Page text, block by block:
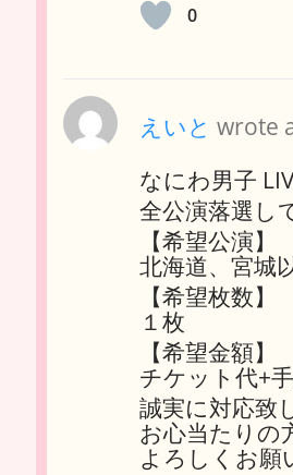
0
えいと wrote
なにわ男子
全公演落選し
【希望公演】
北海道、宮城
【希望枚数】
１枚
【希望金額】
チケット代+
誠実に対応致
お心当たりの
よろしくお願